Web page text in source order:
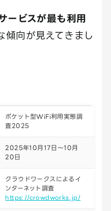
ービスが最も利用
傾向が見えてきまし
ポケット型WiFi利用実態調
査2025
2025年10月17日～10月
20日
クラウドワークスによるイ
ンターネット調査
https://crowdworks.jp/